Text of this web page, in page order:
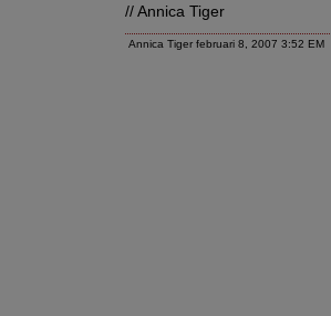
// Annica Tiger
Annica Tiger februari 8, 2007 3:52 EM